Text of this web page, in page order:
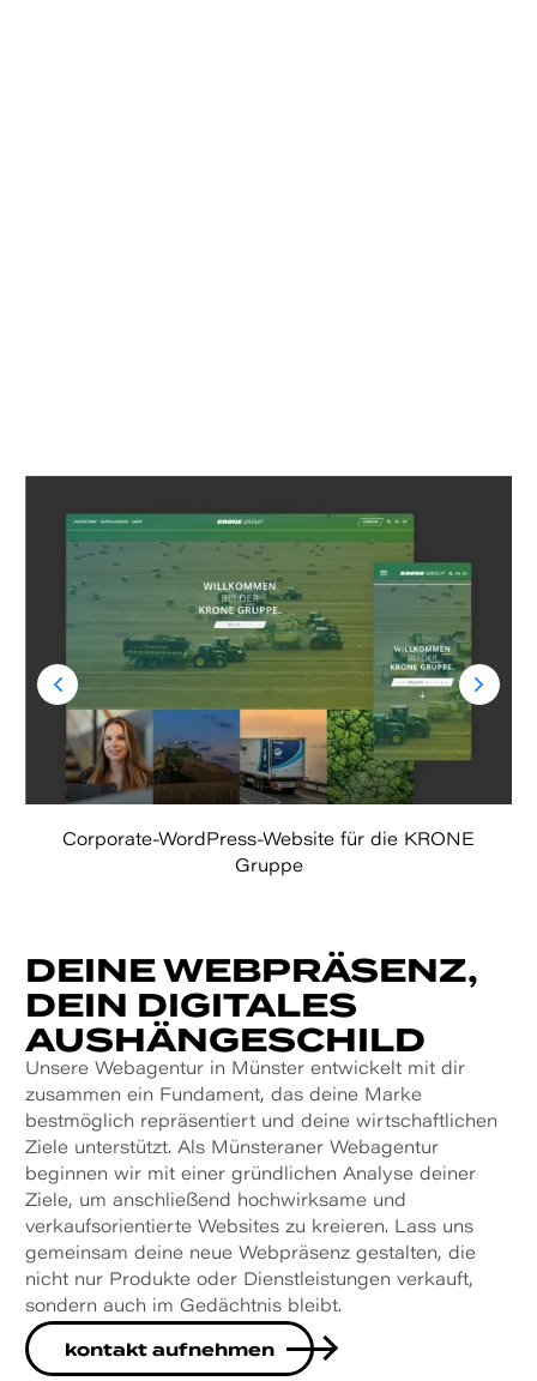
Corporate-WordPress-Website für die KRONE
Gruppe
DEINE WEB­PRÄSENZ,
DEIN DIGITALES
AUSHÄNGE­SCHILD
Unsere Webagentur in Münster entwickelt mit dir
zusammen ein Fundament, das deine Marke
bestmöglich repräsentiert und deine wirtschaftlichen
Ziele unterstützt. Als Münsteraner Webagentur
beginnen wir mit einer gründlichen Analyse deiner
Ziele, um anschließend hochwirksame und
verkaufsorientierte Websites zu kreieren. Lass uns
gemeinsam deine neue Webpräsenz gestalten, die
nicht nur Produkte oder Dienstleistungen verkauft,
sondern auch im Gedächtnis bleibt.
kontakt aufnehmen